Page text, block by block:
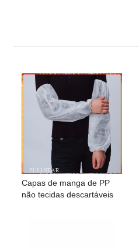
Capas de manga de PP
não tecidas descartáveis